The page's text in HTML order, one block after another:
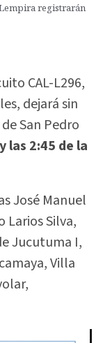
registrarán
CAL-L296,
dejará sin
San Pedro
las 2:45 de la
José Manuel
Larios Silva,
Jucutuma I,
Villa